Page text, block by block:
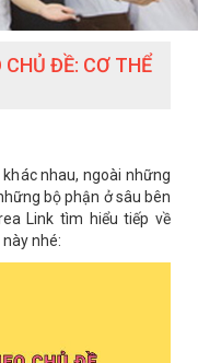
ĐỀ: CƠ THỂ
nhau, ngoài những
bộ phận ở sâu bên
Link tìm hiểu tiếp về
nhé: